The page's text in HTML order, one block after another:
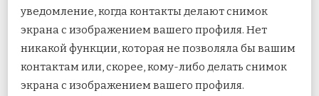
уведомление, когда контакты делают снимок
экрана с изображением вашего профиля. Нет
никакой функции, которая не позволяла бы вашим
контактам или, скорее, кому-либо делать снимок
экрана с изображением вашего профиля.